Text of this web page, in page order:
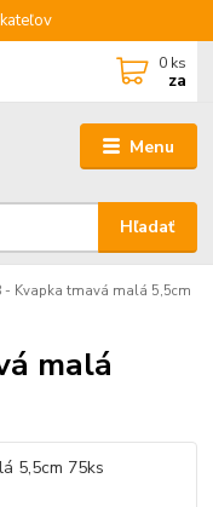
Menu
Hľadať
0 ks
za
- Kvapka tmavá malá 5,5cm
malá